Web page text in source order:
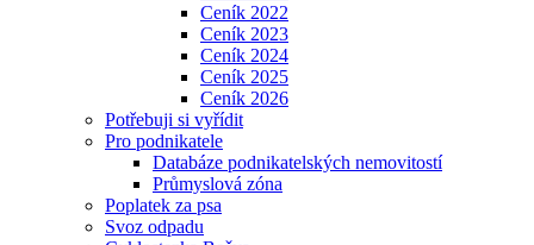
Ceník 2022
Ceník 2023
Ceník 2024
Ceník 2025
Ceník 2026
Potřebuji si vyřídit
Pro podnikatele
Databáze podnikatelských nemovitostí
Průmyslová zóna
Poplatek za psa
Svoz odpadu